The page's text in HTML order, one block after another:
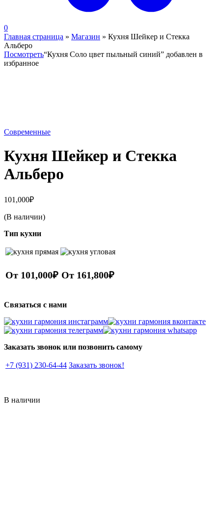
0
Главная страница » Магазин » Кухня Шейкер и Стекка
Альберо
Посмотреть“Кухня Соло цвет пыльный синий” добавлен в
избранное
Современные
Кухня Шейкер и Стекка
Альберо
101,000₽
(В наличии)
Тип кухни
От 101,000₽ От 161,800₽
Связаться с нами
Заказать звонок или позвонить самому
+7 (931) 230-64-44 Заказать звонок!
В наличии